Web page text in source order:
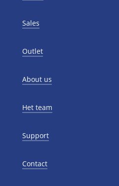
Sales
Outlet
About us
Het team
Support
Contact